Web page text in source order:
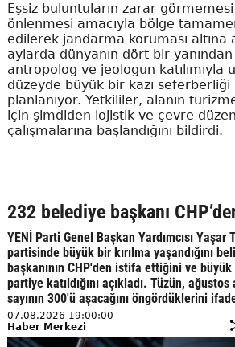
Eşsiz buluntuların zarar görmemesi
önlenmesi amacıyla bölge
edilerek jandarma koruması altına
aylarda dünyanın dört bir
antropolog ve jeologun katılımıyla
düzeyde büyük bir kazı seferberliği
planlanıyor. Yetkililer, alanın
için şimdiden lojistik ve çevre
çalışmalarına başlandığını bildirdi.
232 belediye başkanı
YENİ Parti Genel Başkan Yardımcısı
partisinde büyük bir kırılma yaşandığını
başkanının CHP'den istifa ettiğini ve
partiye katıldığını açıkladı. Tüzün,
sayının 300'ü aşacağını öngördüklerini
07.08.2026 19:00:00
Haber Merkezi